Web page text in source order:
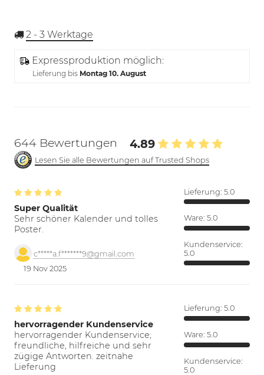
2 - 3 Werktage
Expressproduktion möglich:
Lieferung bis Montag 10. August
644 Bewertungen 4.89
Lesen Sie alle Bewertungen auf Trusted Shops
Super Qualität
Sehr schöner Kalender und tolles
Poster.
c*****a.f*******9@gmail.com
19 Nov 2025
Lieferung: 5.0
Ware: 5.0
Kundenservice:
5.0
hervorragender Kundenservice
hervorragender Kundenservice;
freundliche, hilfreiche und sehr
zügige Antworten. zeitnahe
Lieferung
Lieferung: 5.0
Ware: 5.0
Kundenservice:
5.0